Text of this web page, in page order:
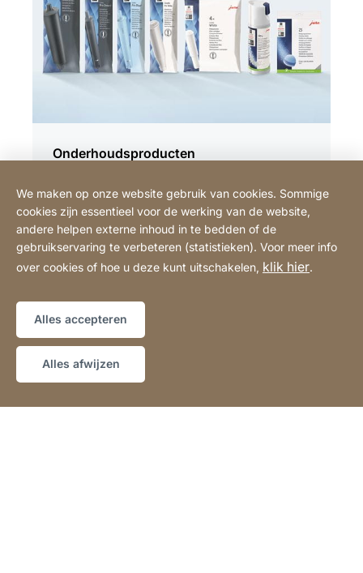
Onderhoudsproducten
Het gebruik van originele JURA
onderhoudsproducten garandeert
perfecte hygiëne en bescherming. Alle
beschermingsformules en samenstellingen
zijn optimaal afgestemd op de
volautomaten van JURA.
» Naar het onderhoudsassortiment
We maken op onze website gebruik van cookies. Sommige
cookies zijn essentieel voor de werking van de website,
andere helpen externe inhoud in te bedden of de
gebruikservaring te verbeteren (statistieken). Voor meer info
over cookies of hoe u deze kunt uitschakelen, klik hier.
Alles accepteren
Alles afwijzen